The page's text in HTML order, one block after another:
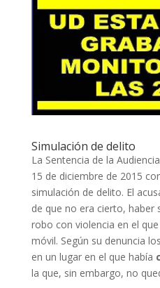
Simulación de delito
La Sentencia de la
15 de diciembre de 2015
simulación de delito. El
de que no era cierto, haber
robo con violencia en el
móvil. Según su denuncia
en un lugar en el que había
la que, sin embargo, no